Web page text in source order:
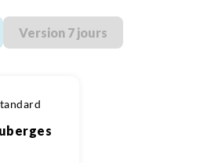
Version 7 jours